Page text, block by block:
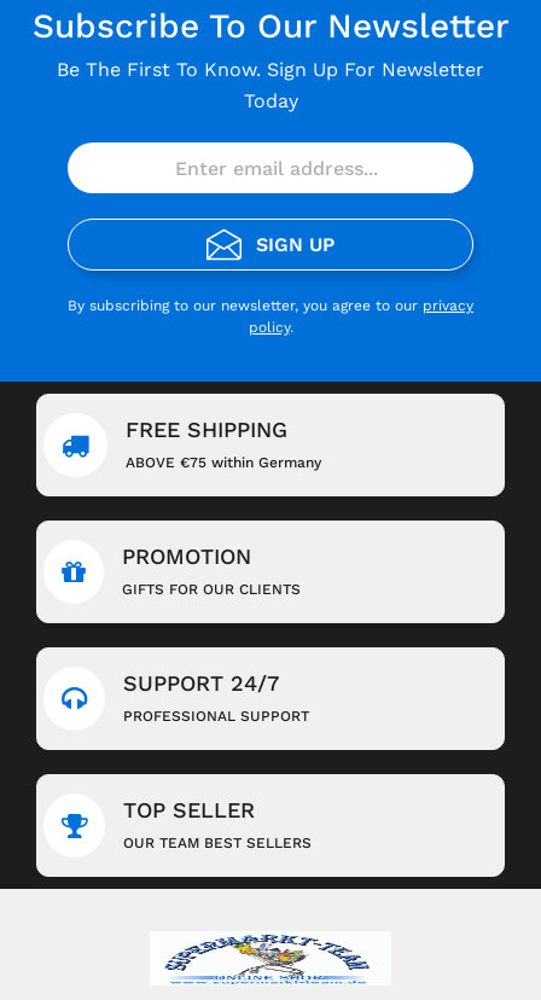
Subscribe To Our Newsletter
Be The First To Know. Sign Up For Newsletter
Today
SIGN UP
By subscribing to our newsletter, you agree to our privacy
policy.
FREE SHIPPING
ABOVE €75 within Germany
PROMOTION
GIFTS FOR OUR CLIENTS
SUPPORT 24/7
PROFESSIONAL SUPPORT
TOP SELLER
OUR TEAM BEST SELLERS